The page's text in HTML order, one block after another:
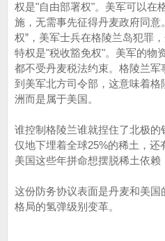
权是"自由部署权"。美军可以在
施，无需事先征得丹麦政府同意
权”，美军士兵在格陵兰岛犯罪
特权是"税收豁免权"。美军的物
都不受丹麦税法约束。格陵兰
到美军北方司令部，这意味着
洲而是属于美国。
谁控制格陵兰谁就捏住了北极
仅地下埋着全球25%的稀土，还
美国这些年拼命想摆脱稀土依赖
这份防务协议表面是丹麦和美
格局的氢弹级别变革。